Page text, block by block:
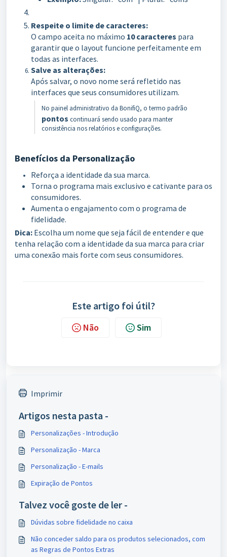
Respeite o limite de caracteres:
O campo aceita no máximo 10 caracteres para
garantir que o layout funcione perfeitamente em
todas as interfaces.
Salve as alterações:
Após salvar, o novo nome será refletido nas
interfaces que seus consumidores utilizam.
No painel administrativo da BonifiQ, o termo padrão
pontos continuará sendo usado para manter
consistência nos relatórios e configurações.
Benefícios da Personalização
Reforça a identidade da sua marca.
Torna o programa mais exclusivo e cativante para os
consumidores.
Aumenta o engajamento com o programa de
fidelidade.
Dica: Escolha um nome que seja fácil de entender e que
tenha relação com a identidade da sua marca para criar
uma conexão mais forte com seus consumidores.
Este artigo foi útil?
Não Sim
Imprimir
Artigos nesta pasta -
Personalizações - Introdução
Personalização - Marca
Personalização - E-mails
Expiração de Pontos
Talvez você goste de ler -
Dúvidas sobre fidelidade no caixa
Não conceder saldo para os produtos selecionados, com
as Regras de Pontos Extras